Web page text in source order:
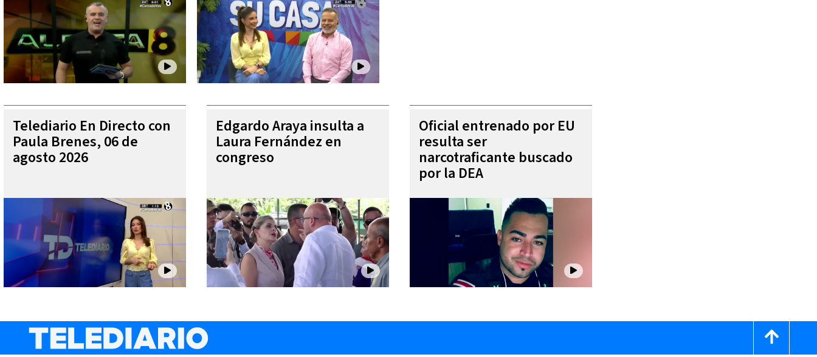
Telediario En Directo con
Paula Brenes, 06 de
agosto 2026
Edgardo Araya insulta a
Laura Fernández en
congreso
Oficial entrenado por EU
resulta ser
narcotraficante buscado
por la DEA